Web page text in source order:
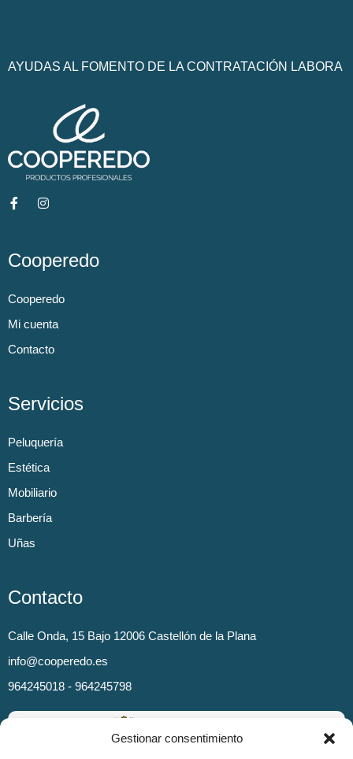
Gestionar consentimiento
AYUDAS AL FOMENTO DE LA CONTRATACIÓN LABORA
Cooperedo
Cooperedo
Mi cuenta
Contacto
Servicios
Peluquería
Estética
Mobiliario
Barbería
Uñas
Contacto
Calle Onda, 15 Bajo 12006 Castellón de la Plana
info@cooperedo.es
964245018 - 964245798